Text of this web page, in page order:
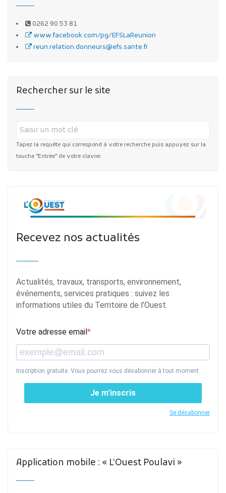
0262 90 53 81
www.facebook.com/pg/EFSLaReunion
reun.relation.donneurs@efs.sante.fr
Rechercher sur le site
Tapez la requête qui correspond à votre recherche puis appuyez sur la
touche "Entrée" de votre clavier.
Recevez nos actualités
Actualités, travaux, transports, environnement,
événements, services pratiques : suivez les
informations utiles du Territoire de l’Ouest.
Votre adresse email
Inscription gratuite. Vous pourrez vous désabonner à tout moment.
Je m’inscris
Se désabonner
Application mobile : « L’Ouest Poulavi »